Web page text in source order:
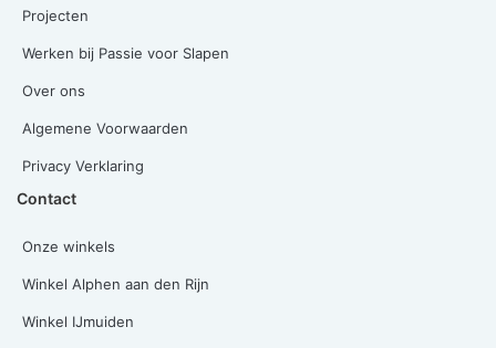
Projecten
Werken bij Passie voor Slapen
Over ons
Algemene Voorwaarden
Privacy Verklaring
Contact
Onze winkels
Winkel Alphen aan den Rijn
Winkel IJmuiden